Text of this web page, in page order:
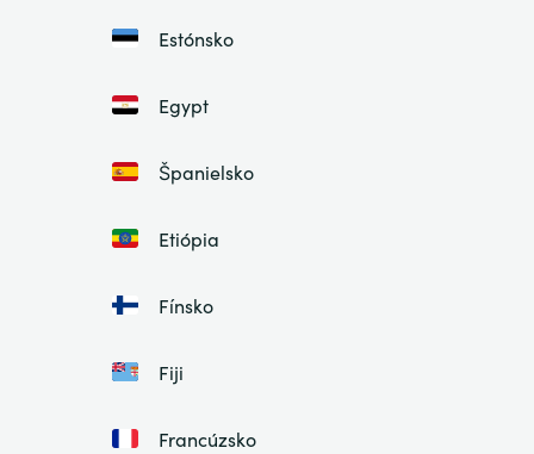
Estónsko
Egypt
Španielsko
Etiópia
Fínsko
Fiji
Francúzsko